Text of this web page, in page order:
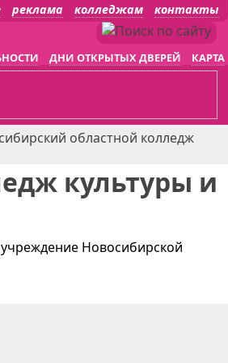
реклама колледжам контакты
ДНИ ОТКРЫТЫХ ДВЕРЕЙ КАРТА
областной колледж
культуры и
Новосибирской